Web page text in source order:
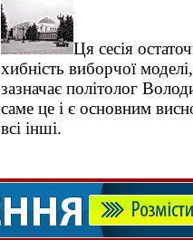
Ця сесія
хибність виборчої
зазначає політолог
саме це і є основним
всі інші.